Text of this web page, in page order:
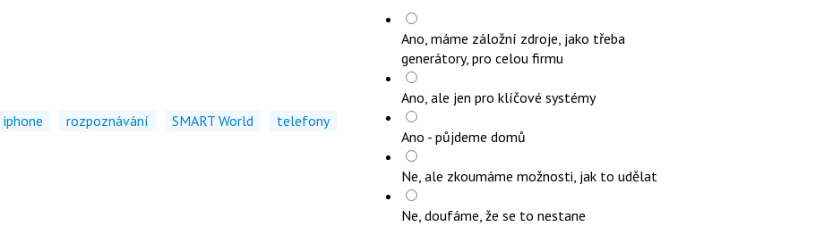
iphone rozpoznávání SMART World telefony
Ano, máme záložní zdroje, jako třeba
generátory, pro celou firmu
Ano, ale jen pro klíčové systémy
Ano - půjdeme domů
Ne, ale zkoumáme možnosti, jak to udělat
Ne, doufáme, že se to nestane